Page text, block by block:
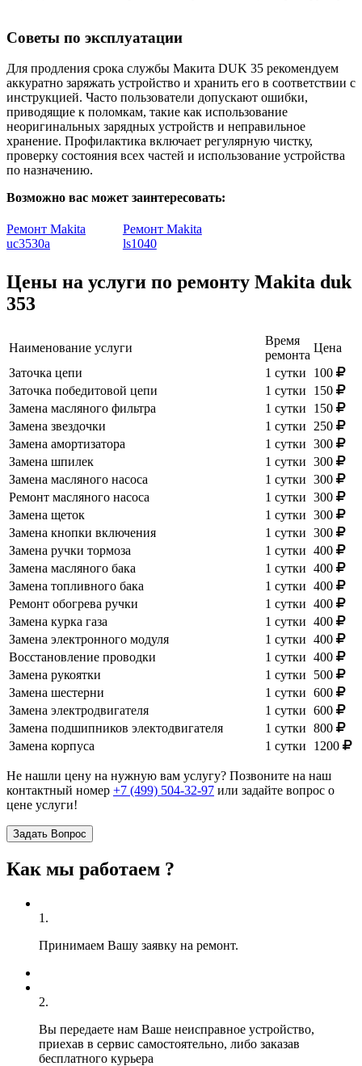
Советы по эксплуатации
Для продления срока службы Макита DUK 35 рекомендуем
аккуратно заряжать устройство и хранить его в соответствии с
инструкцией. Часто пользователи допускают ошибки,
приводящие к поломкам, такие как использование
неоригинальных зарядных устройств и неправильное
хранение. Профилактика включает регулярную чистку,
проверку состояния всех частей и использование устройства
по назначению.
Возможно вас может заинтересовать:
Ремонт Makita
uc3530a
Ремонт Makita
ls1040
Цены на услуги по ремонту Makita duk
353
Наименование услуги
Время
ремонта
Цена
Заточка цепи
1 сутки
100
Заточка победитовой цепи
1 сутки
150
Замена масляного фильтра
1 сутки
150
Замена звездочки
1 сутки
250
Замена амортизатора
1 сутки 300
Замена шпилек
1 сутки 300
Замена масляного насоса
1 сутки 300
Ремонт масляного насоса
1 сутки 300
Замена щеток
1 сутки 300
Замена кнопки включения
1 сутки 300
Замена ручки тормоза
1 сутки 400
Замена масляного бака
1 сутки 400
Замена топливного бака
1 сутки 400
Ремонт обогрева ручки
1 сутки 400
Замена курка газа
1 сутки 400
Замена электронного модуля
1 сутки 400
Восстановление проводки
1 сутки 400
Замена рукоятки
1 сутки
500
Замена шестерни
1 сутки 600
Замена электродвигателя
1 сутки 600
Замена подшипников электодвигателя
1 сутки 800
Замена корпуса
1 сутки 1200
Не нашли цену на нужную вам услугу? Позвоните на наш
контактный номер +7 (499) 504-32-97 или задайте вопрос о
цене услуги!
Задать Вопрос
Как мы работаем ?
1.
Принимаем Вашу заявку на ремонт.
2.
Вы передаете нам Ваше неисправное устройство,
приехав в сервис самостоятельно, либо заказав
бесплатного курьера